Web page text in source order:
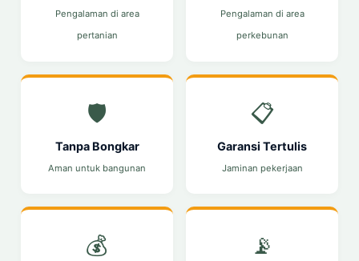
Pengalaman di area
pertanian
Pengalaman di area
perkebunan
🛡️
Tanpa Bongkar
Aman untuk bangunan
📋
Garansi Tertulis
Jaminan pekerjaan
💰 📡